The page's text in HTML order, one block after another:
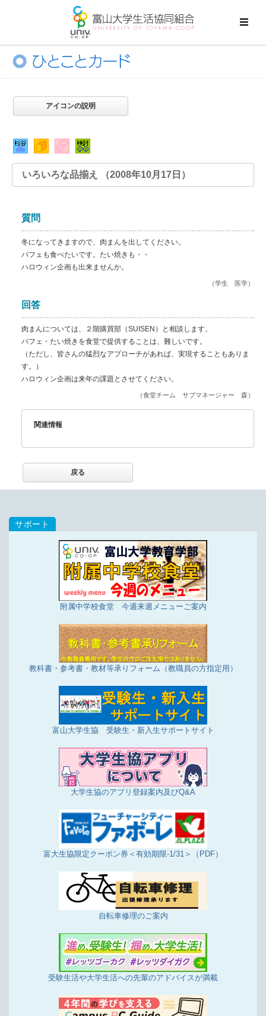
アイコンの説明
いろいろな品揃え （2008年10月17日）
質問
冬になってきますので、肉まんを出してください。
パフェも食べたいです。たい焼きも・・
ハロウィン企画も出来ませんか。
（学生 医学）
回答
肉まんについては、２階購買部（SUISEN）と相談します。
パフェ・たい焼きを食堂で提供することは、難しいです。
（ただし、皆さんの猛烈なアプローチがあれば、実現することもありま
す。）
ハロウィン企画は来年の課題とさせてください。
（食堂チーム サブマネージャー 森）
関連情報
戻る
附属中学校食堂 今週来週メニューご案内
教科書・参考書・教材等承りフォーム（教職員の方指定用）
富山大学生協 受験生・新入生サポートサイト
大学生協のアプリ登録案内及びQ&A
富大生協限定クーポン券＜有効期限-1/31＞（PDF）
自転車修理のご案内
受験生活や大学生活への先輩のアドバイスが満載